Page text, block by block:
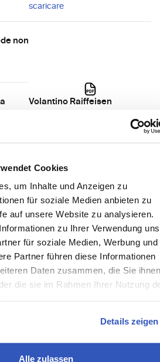
Cookies
um Inhalte und Anzeigen zu
für soziale Medien anbieten zu
auf unsere Website zu analysieren.
zu Ihrer Verwendung
für soziale Medien, Werbung und
Partner führen diese Informationen
Daten zusammen, die Sie ihnen
die sie im Rahmen Ihrer Nutzung
Details zeigen
Alle zulassen
scaricare
non
Volantino Raiffeisen
scaricare
Pass Musei Svizzeri
del Museum Pass.